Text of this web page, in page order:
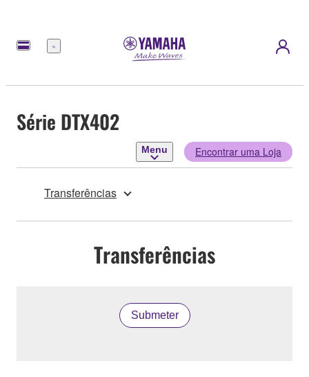
Menu
Série DTX402
Menu Encontrar uma Loja
Transferências
Transferências
Submeter